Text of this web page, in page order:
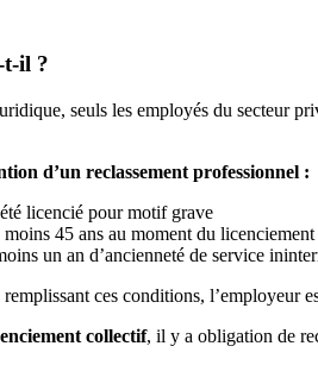
t-il ?
seuls les employés du secteur
d’un reclassement professionnel :
licencié pour motif grave
moins 45 ans au moment du licenciement
un an d’ancienneté de service
ces conditions, l’employeur
collectif, il y a obligation de